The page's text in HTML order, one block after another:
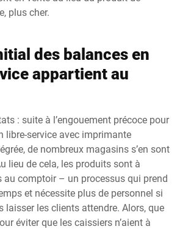
plus cher.
des balances en
appartient au
: suite à l’engouement précoce pour
libre-service avec imprimante
de nombreux magasins s’en sont
lieu de cela, les produits sont à
au comptoir – un processus qui prend
et nécessite plus de personnel si
laisser les clients attendre. Alors, que
éviter que les caissiers n’aient à